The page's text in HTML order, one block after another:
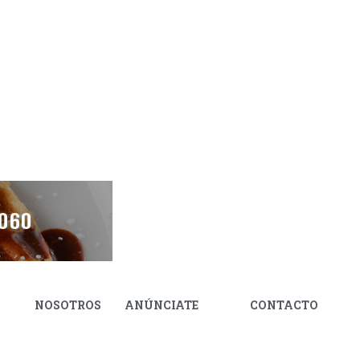
NOSOTROS ANÚNCIATE CONTACTO